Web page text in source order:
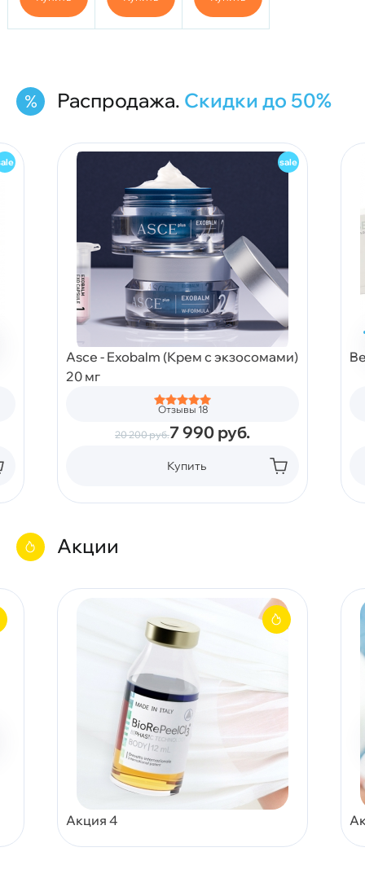
Распродажа. Скидки до 50%
Asce - Exobalm (Крем с экзосомами)
20 мг
Отзывы 18
20 200руб.7 990 руб.
Купить
Акции
Акция 4